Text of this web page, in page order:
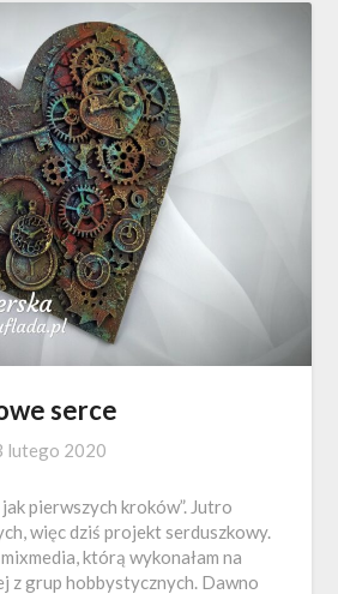
serce
lutego 2020
jak pierwszych kroków”. Jutro
więc dziś projekt serduszkowy.
którą wykonałam na
z grup hobbystycznych. Dawno